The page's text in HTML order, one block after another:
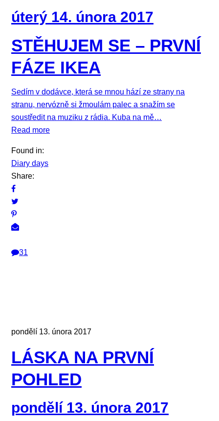
úterý 14. února 2017
STĚHUJEM SE – PRVNÍ
FÁZE IKEA
Sedím v dodávce, která se mnou hází ze strany na
stranu, nervózně si žmoulám palec a snažím se
soustředit na muziku z rádia. Kuba na mě…
Read more
Found in:
Diary days
Share:
31
pondělí 13. února 2017
LÁSKA NA PRVNÍ
POHLED
pondělí 13. února 2017